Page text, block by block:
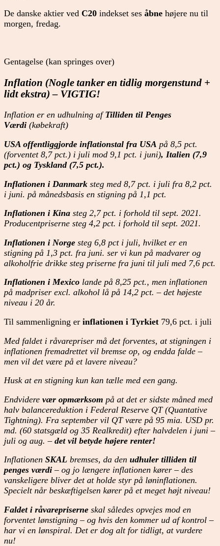
De danske aktier ved C20 indekset ses åbne højere nu til
morgen, fredag.
Gentagelse (kan springes over)
Inflation (Nogle tanker en tidlig morgenstund +
lidt ekstra) – VIGTIG!
Inflation er en udhulning af Tilliden til Penges
Værdi (købekraft)
USA offentliggjorde inflationstal fra USA på 8,5 pct.
(forventet 8,7 pct.) i juli mod 9,1 pct. i juni), Italien (7,9
pct.) og Tyskland (7,5 pct.).
Inflationen i Danmark steg med 8,7 pct. i juli fra 8,2 pct.
i juni. på månedsbasis en stigning på 1,1 pct.
Inflationen i Kina steg 2,7 pct. i forhold til sept. 2021.
Producentpriserne steg 4,2 pct. i forhold til sept. 2021.
Inflationen i Norge steg 6,8 pct i juli, hvilket er en
stigning på 1,3 pct. fra juni. ser vi kun på madvarer og
alkoholfrie drikke steg priserne fra juni til juli med 7,6 pct.
Inflationen i Mexico lande på 8,25 pct., men inflationen
på madpriser excl. alkohol lå på 14,2 pct. – det højeste
niveau i 20 år.
Til sammenligning er inflationen i Tyrkiet 79,6 pct. i juli
Med faldet i råvarepriser må det forventes, at stigningen i
inflationen fremadrettet vil bremse op, og endda falde –
men vil det være på et lavere niveau?
Husk at en stigning kun kan tælle med een gang.
Endvidere vær opmærksom på at det er sidste måned med
halv balancereduktion i Federal Reserve QT (Quantative
Tightning). Fra september vil QT være på 95 mia. USD pr.
md. (60 statsgæld og 35 Realkredit) efter halvdelen i juni –
juli og aug. – det vil betyde højere renter!
Inflationen SKAL bremses, da den udhuler tilliden til
penges værdi – og jo længere inflationen kører – des
vanskeligere bliver det at holde styr på løninflationen.
Specielt når beskæftigelsen kører på et meget højt niveau!
Faldet i råvarepriserne skal således opvejes mod en
forventet lønstigning – og hvis den kommer ud af kontrol –
har vi en lønspiral. Det er dog alt for tidligt, at vurdere
nu!